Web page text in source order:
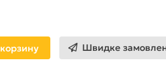
Швидке